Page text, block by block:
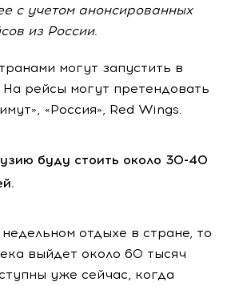
с учетом анонсированных
из России.
могут запустить в
На рейсы могут претендовать
«Россия», Red Wings.
буду стоить около 30-40
отдыхе в стране, то
выйдет около 60 тысяч
уже сейчас, когда